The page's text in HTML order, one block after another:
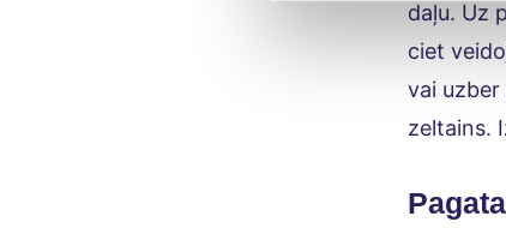
daļu. Uz
ciet
vai uzber
zeltains.